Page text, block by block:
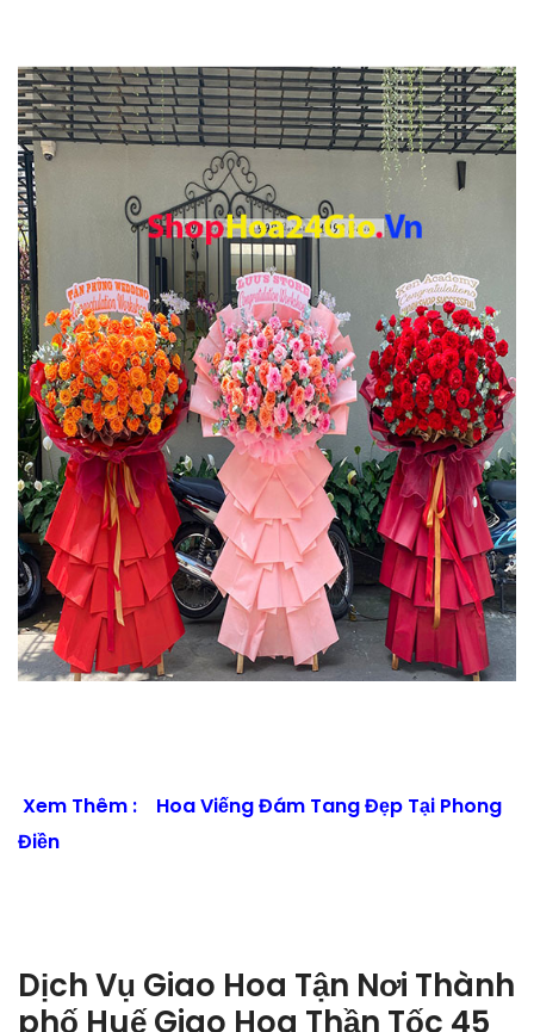
Xem Thêm : Hoa Viếng Đám Tang Đẹp Tại Phong
Điền
Dịch Vụ Giao Hoa Tận Nơi Thành
phố Huế Giao Hoa Thần Tốc 45